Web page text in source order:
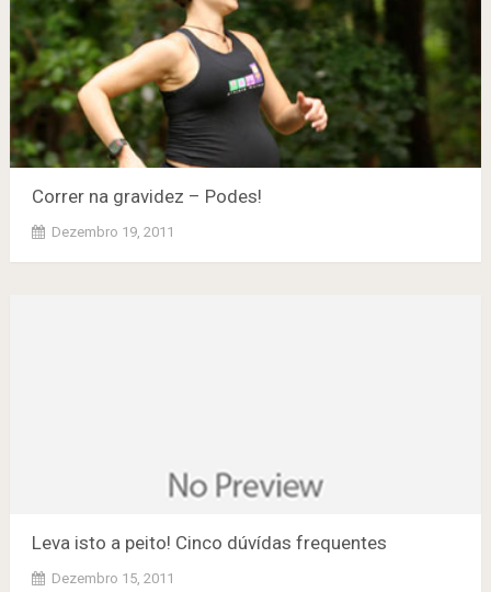
Correr na gravidez – Podes!
Dezembro 19, 2011
Leva isto a peito! Cinco dúvídas frequentes
Dezembro 15, 2011